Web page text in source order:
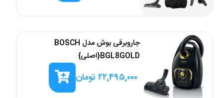
جاروبرقی بوش مدل BOSCH
BGL8GOLD{اصلی}
تومان ۲۲,۴۹۵,۰۰۰